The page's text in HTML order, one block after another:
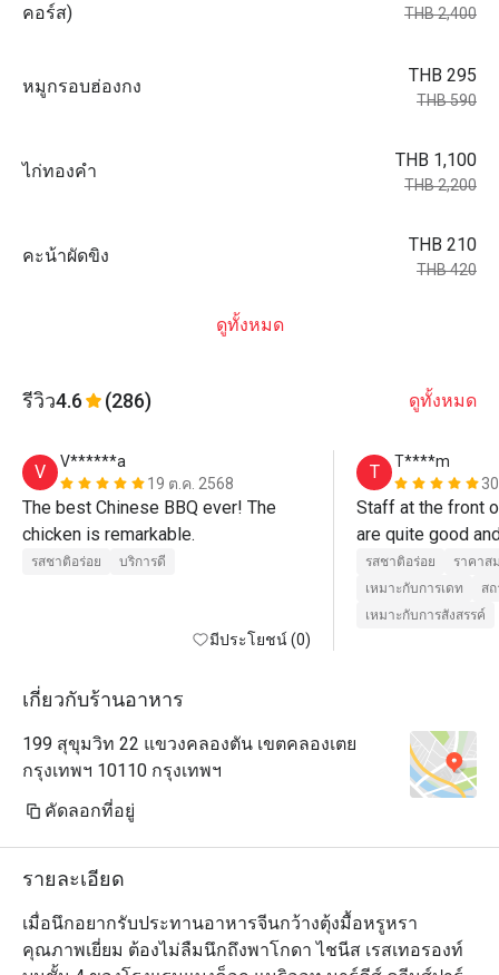
คอร์ส)
THB 2,400
หมูกรอบฮ่องกง
THB 295
THB 590
ไก่ทองคำ
THB 1,100
THB 2,200
คะน้าผัดขิง
THB 210
THB 420
ดูทั้งหมด
รีวิว4.6 (286) ดูทั้งหมด
V
V******a
19 ต.ค. 2568
The best Chinese BBQ ever! The
chicken is remarkable.
รสชาติอร่อย บริการดี
มีประโยชน์ (0)
T
T****m
Staff at the front
are quite good
welcome (Cee
staff who take
and serve are
รสชาติอร่อย
ราคาส
เหมาะกับการเดท
ส
เหมาะกับการสังสรรค์
เกี่ยวกับร้านอาหาร
199 สุขุมวิท 22 แขวงคลองตัน เขตคลองเตย
กรุงเทพฯ 10110 กรุงเทพฯ
คัดลอกที่อยู่
รายละเอียด
เมื่อนึกอยากรับประทานอาหารจีนกว้างตุ้งมื้อหรูหรา
คุณภาพเยี่ยม ต้องไม่ลืมนึกถึงพาโกดา ไชนีส เรสเทอรองท์